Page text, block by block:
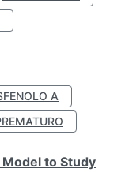
A
to Study